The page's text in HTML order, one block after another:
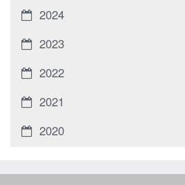
2024
2023
2022
2021
2020